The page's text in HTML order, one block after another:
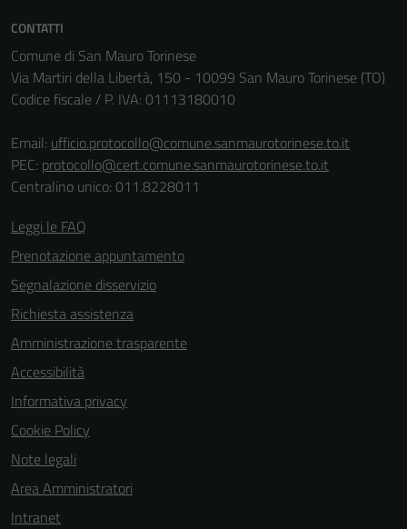
CONTATTI
Comune di San Mauro Torinese
Via Martiri della Libertà, 150 - 10099 San Mauro Torinese (TO)
Codice fiscale / P. IVA: 01113180010
Email: ufficio.protocollo@comune.sanmaurotorinese.to.it
PEC: protocollo@cert.comune.sanmaurotorinese.to.it
Centralino unico: 011.8228011
Leggi le FAQ
Prenotazione appuntamento
Segnalazione disservizio
Richiesta assistenza
Amministrazione trasparente
Accessibilità
Informativa privacy
Cookie Policy
Note legali
Area Amministratori
Intranet